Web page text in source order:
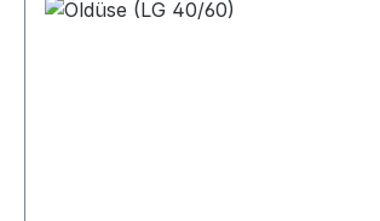
gph / 60° SF31 - 37